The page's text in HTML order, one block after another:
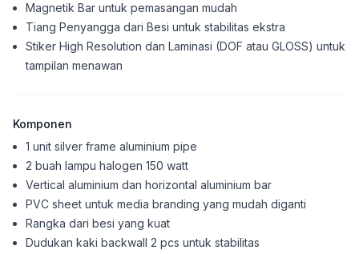
Magnetik Bar untuk pemasangan mudah
Tiang Penyangga dari Besi untuk stabilitas ekstra
Stiker High Resolution dan Laminasi (DOF atau GLOSS) untuk
tampilan menawan
Komponen
1 unit silver frame aluminium pipe
2 buah lampu halogen 150 watt
Vertical aluminium dan horizontal aluminium bar
PVC sheet untuk media branding yang mudah diganti
Rangka dari besi yang kuat
Dudukan kaki backwall 2 pcs untuk stabilitas